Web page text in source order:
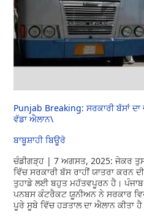
Punjab Breaking: ਸਰਕਾਰੀ ਬੱਸਾਂ
ਵੱਡਾ ਐਲਾਨ\
ਬਾਬੂਸ਼ਾਹੀ ਬਿਊਰੋ
ਚੰਡੀਗੜ੍ਹ | 7 ਅਗਸਤ, 2025: ਜੇਕਰ
ਵਿੱਚ ਸਰਕਾਰੀ ਬੱਸ ਰਾਹੀਂ ਯਾਤਰਾ ਕਰਨ
ਤੁਹਾਡੇ ਲਈ ਬਹੁਤ ਮਹੱਤਵਪੂਰਨ ਹੈ।
ਪਨਬਸ ਕੰਟਰੈਕਟ ਯੂਨੀਅਨ ਨੇ ਸਰਕਾਰ
ਪੂਰੇ ਸੂਬੇ ਵਿੱਚ ਹੜਤਾਲ ਦਾ ਐਲਾਨ ਕੀਤਾ